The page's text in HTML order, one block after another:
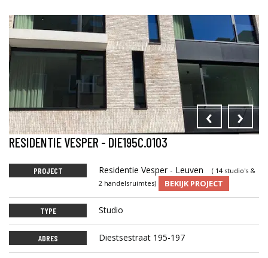
‹ ›
RESIDENTIE VESPER - DIE195C.0103
PROJECT Residentie Vesper - Leuven
( 14 studio's &
2 handelsruimtes)
BEKIJK PROJECT
TYPE Studio
ADRES Diestsestraat 195-197